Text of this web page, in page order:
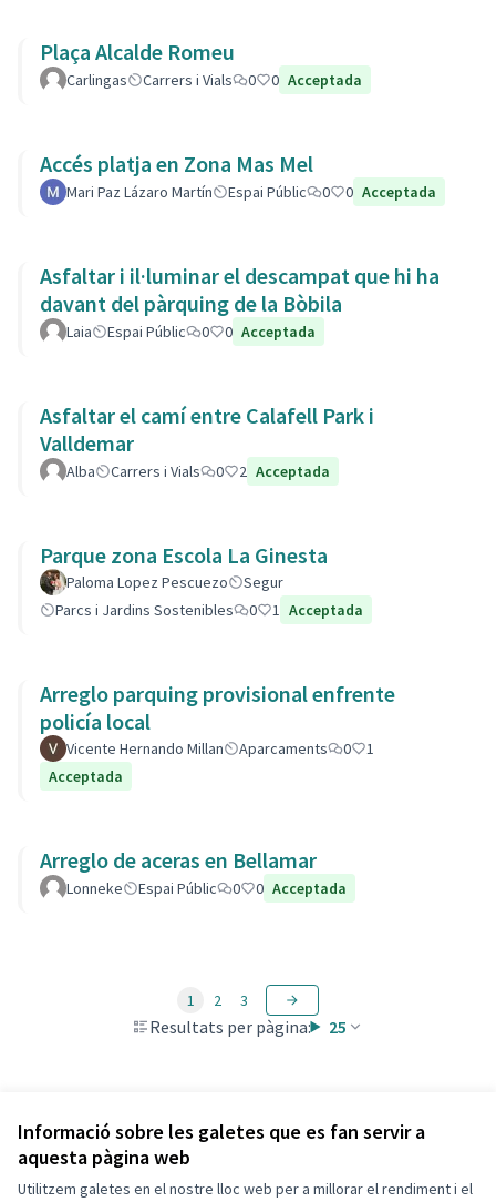
Informació sobre les galetes que es fan servir a
aquesta pàgina web
Utilitzem galetes en el nostre lloc web per a millorar el rendiment i el
Plaça Alcalde Romeu
Carlingas Carrers i Vials 0 0 Acceptada
Accés platja en Zona Mas Mel
Mari Paz Lázaro Martín Espai Públic 0 0 Acceptada
Asfaltar i il·luminar el descampat que hi ha
davant del pàrquing de la Bòbila
Laia Espai Públic 0 0 Acceptada
Asfaltar el camí entre Calafell Park i
Valldemar
Alba Carrers i Vials 0 2 Acceptada
Parque zona Escola La Ginesta
Paloma Lopez Pescuezo
Segur
Parcs i Jardins Sostenibles
0 1 Acceptada
Arreglo parquing provisional enfrente
policía local
Vicente Hernando Millan Aparcaments 0
1
Acceptada
Arreglo de aceras en Bellamar
Lonneke Espai Públic 0 0 Acceptada
Resultats per pàgina: 25
1 2 3
Veure totes les propostes retirades
Termes i condicions d'ús